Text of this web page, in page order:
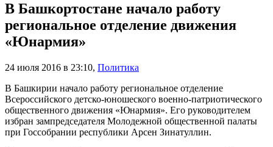
В Башкортостане начало работу
региональное отделение движения
«Юнармия»
24 июля 2016 в 23:10, Политика
В Башкирии начало работу региональное отделение
Всероссийского детско-юношеского военно-патриотического
общественного движения «Юнармия». Его руководителем
избран зампредседателя Молодежной общественной палаты
при Госсобрании республики Арсен Зинатуллин.